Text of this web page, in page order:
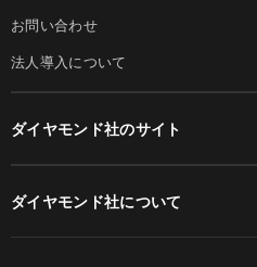
お問い合わせ
法人導入について
ダイヤモンド社のサイト
ダイヤモンド社について